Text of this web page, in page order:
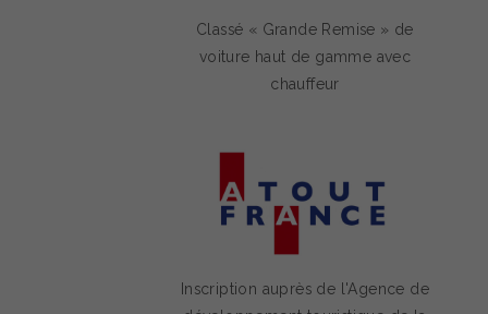
Classé « Grande Remise » de
voiture haut de gamme avec
chauffeur
Inscription auprès de l'Agence de